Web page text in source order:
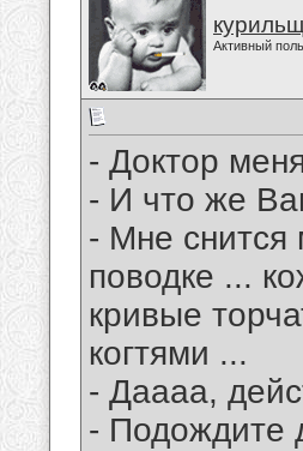
Активный
- Доктор
- И что же
- Мне
поводке ...
кривые
когтями ...
- Даааа,
- Подождите